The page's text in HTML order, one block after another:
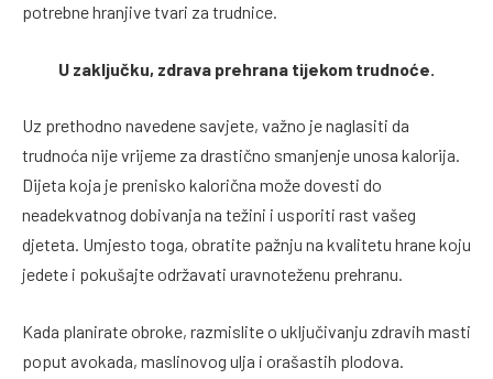
potrebne hranjive tvari za trudnice.
U zaključku, zdrava prehrana tijekom trudnoće.
Uz prethodno navedene savjete, važno je naglasiti da
trudnoća nije vrijeme za drastično smanjenje unosa kalorija.
Dijeta koja je prenisko kalorična može dovesti do
neadekvatnog dobivanja na težini i usporiti rast vašeg
djeteta. Umjesto toga, obratite pažnju na kvalitetu hrane koju
jedete i pokušajte održavati uravnoteženu prehranu.
Kada planirate obroke, razmislite o uključivanju zdravih masti
poput avokada, maslinovog ulja i orašastih plodova.